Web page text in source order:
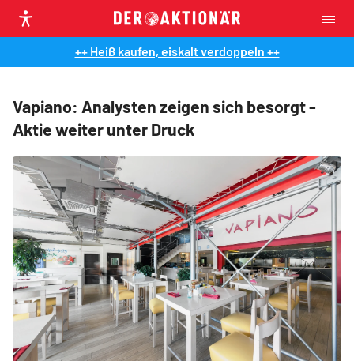
++ Heiß kaufen, eiskalt verdoppeln ++
Vapiano: Analysten zeigen sich besorgt -
Aktie weiter unter Druck